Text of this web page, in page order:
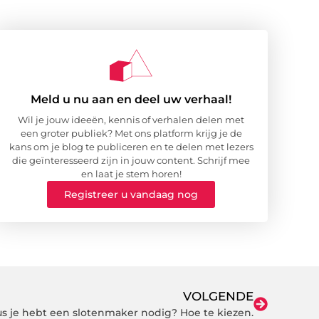
Meld u nu aan en deel uw verhaal!
Wil je jouw ideeën, kennis of verhalen delen met
een groter publiek? Met ons platform krijg je de
kans om je blog te publiceren en te delen met lezers
die geïnteresseerd zijn in jouw content. Schrijf mee
en laat je stem horen!
Registreer u vandaag nog
VOLGENDE
je hebt een slotenmaker nodig? Hoe te kiezen.